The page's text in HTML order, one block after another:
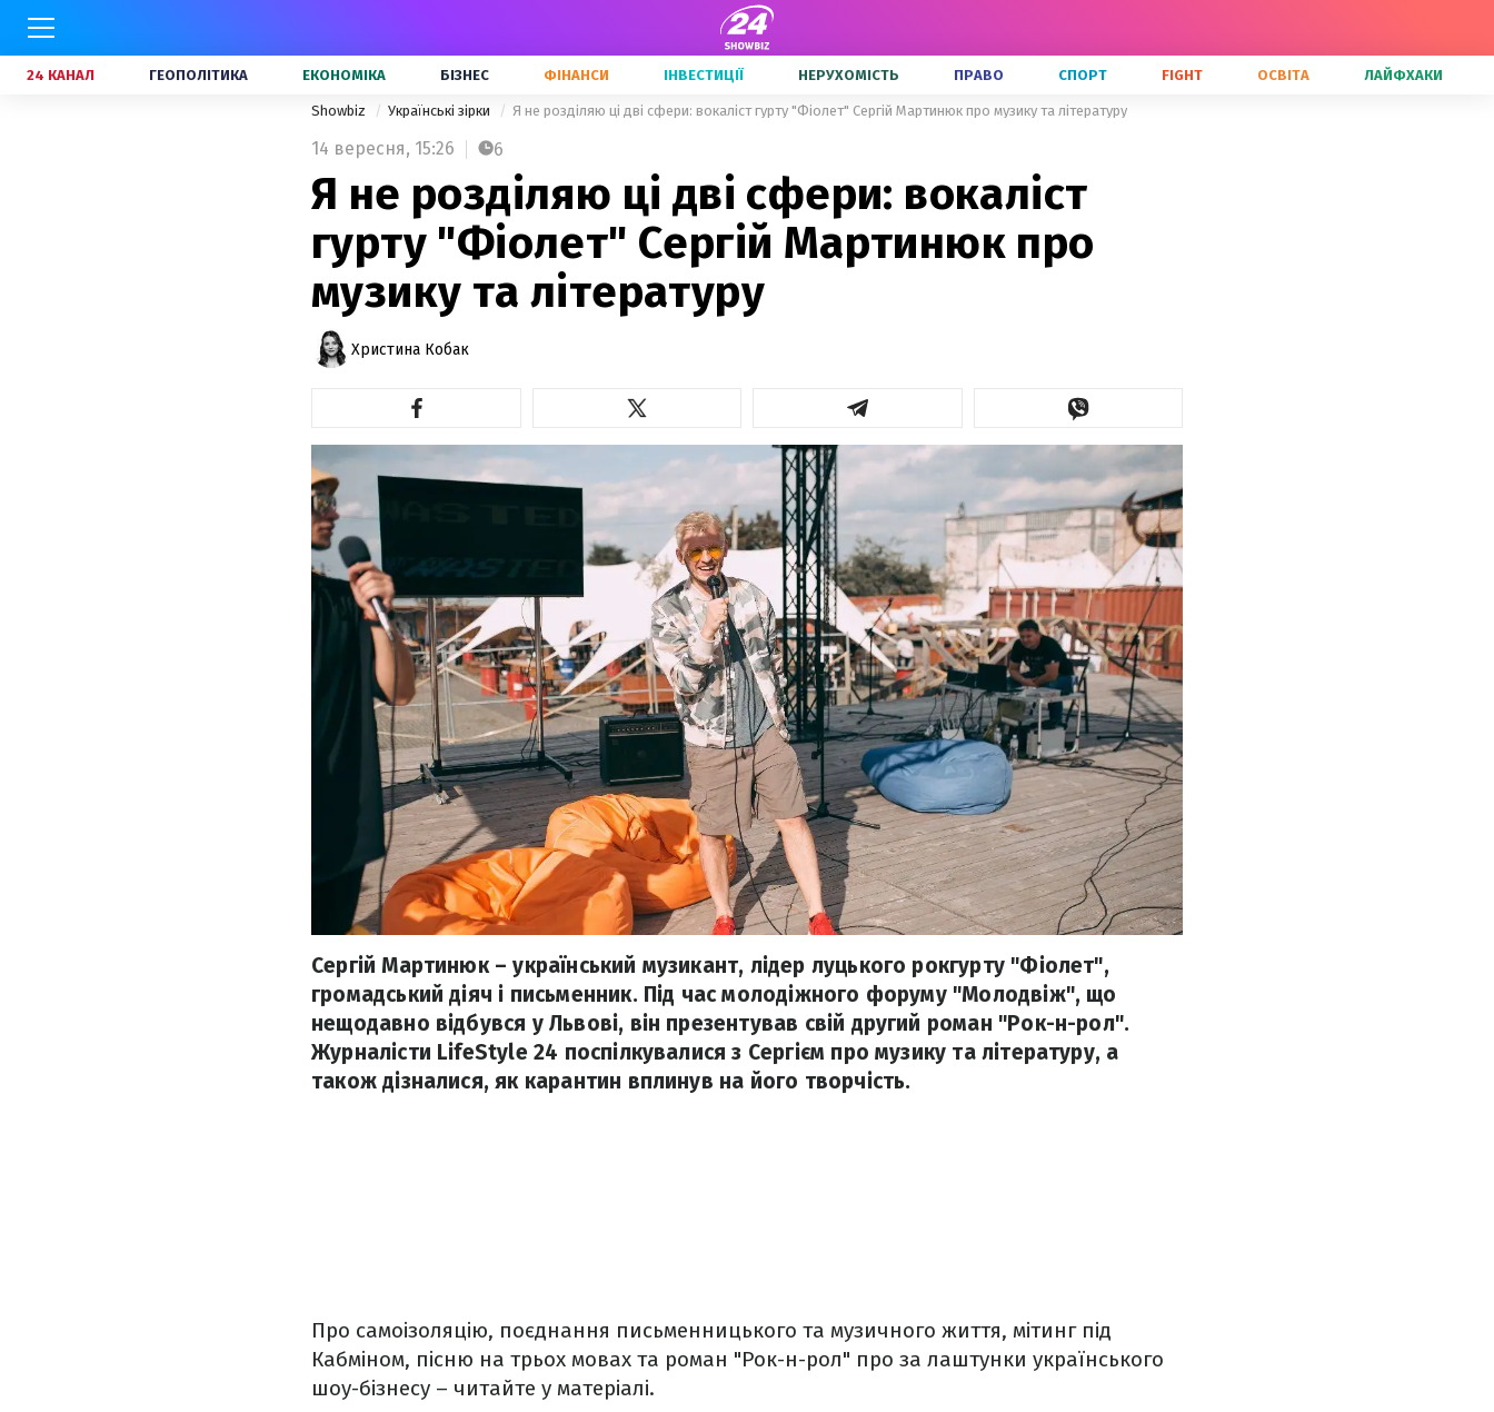
24 КАНАЛ ГЕОПОЛІТИКА ЕКОНОМІКА БІЗНЕС ФІНАНСИ ІНВЕСТИЦІЇ НЕРУХОМІСТЬ ПРАВО СПОРТ FIGHT ОСВІТА ЛАЙФХАКИ
Showbiz Українські зірки Я не розділяю ці дві сфери: вокаліст гурту "Фіолет" Сергій Мартинюк про музику та літературу
14 вересня, 15:26 6
Я не розділяю ці дві сфери: вокаліст
гурту "Фіолет" Сергій Мартинюк про
музику та літературу
Христина Кобак
Сергій Мартинюк – український музикант, лідер луцького рокгурту "Фіолет",
громадський діяч і письменник. Під час молодіжного форуму "Молодвіж", що
нещодавно відбувся у Львові, він презентував свій другий роман "Рок-н-рол".
Журналісти LifeStyle 24 поспілкувалися з Сергієм про музику та літературу, а
також дізналися, як карантин вплинув на його творчість.
Про самоізоляцію, поєднання письменницького та музичного життя, мітинг під
Кабміном, пісню на трьох мовах та роман "Рок-н-рол" про за лаштунки українського
шоу-бізнесу – читайте у матеріалі.